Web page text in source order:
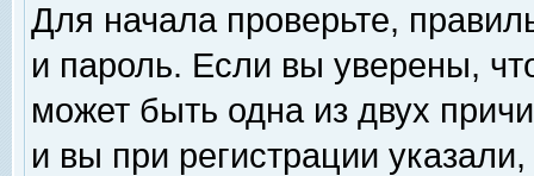
Для начала проверьте,
и пароль. Если вы уверены,
может быть одна из двух
и вы при регистрации